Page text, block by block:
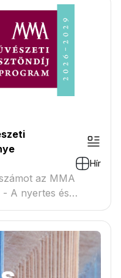
Hír
az MMA
- A nyertes és
megtekinthető a